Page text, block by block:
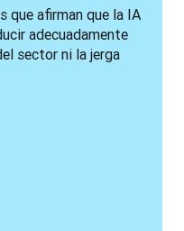
que afirman que la IA
adecuadamente
sector ni la jerga